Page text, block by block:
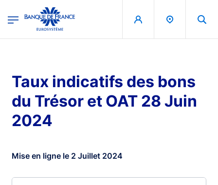
Banque de France - Menu Principal
Taux indicatifs des bons
du Trésor et OAT 28 Juin
2024
Mise en ligne le 2 Juillet 2024